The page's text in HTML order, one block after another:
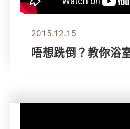
2015.12.15
唔想跣倒？教你浴